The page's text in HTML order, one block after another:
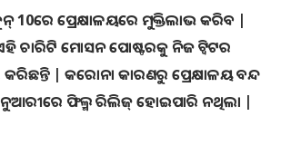
10ରେ ପ୍ରେକ୍ଷାଳୟରେ ମୁକ୍ତିଲାଭ କରିବ |
ଚାରିଟି ମୋସନ ପୋଷ୍ଟରକୁ ନିଜ ଟ୍ବିଟର
କରିଛନ୍ତି | କରୋନା କାରଣରୁ ପ୍ରେକ୍ଷାଳୟ ବନ୍ଦ
ଫିଲ୍ମ ରିଲିଜ୍ ହୋଇପାରି ନଥିଲା |